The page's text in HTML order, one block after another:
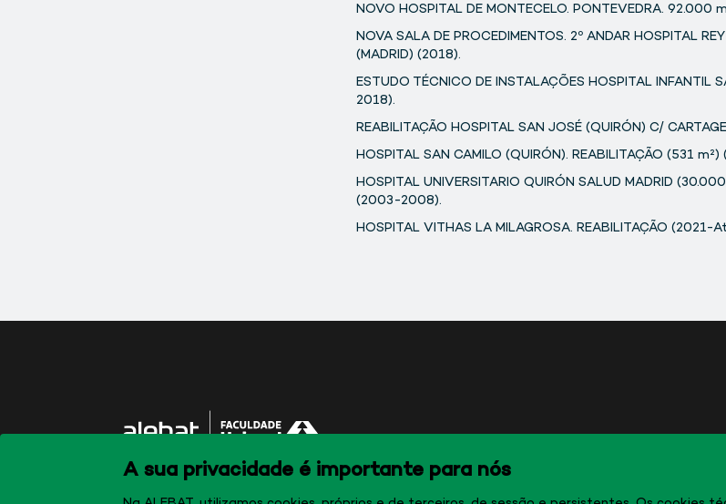
A sua privacidade é importante para nós
NOVO HOSPITAL DE MONTECELO. PONTEVEDRA.
NOVA SALA DE PROCEDIMENTOS. 2º ANDAR HOSPITAL
(MADRID) (2018).
ESTUDO TÉCNICO DE INSTALAÇÕES HOSPITAL INFANTIL
2018).
REABILITAÇÃO HOSPITAL SAN JOSÉ (QUIRÓN) C/
HOSPITAL SAN CAMILO (QUIRÓN). REABILITAÇÃO (531
HOSPITAL UNIVERSITARIO QUIRÓN SALUD MADRID
(2003-2008).
HOSPITAL VITHAS LA MILAGROSA. REABILITAÇÃO (2021-